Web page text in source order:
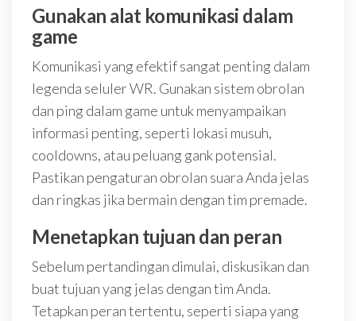
Gunakan alat komunikasi dalam
game
Komunikasi yang efektif sangat penting dalam
legenda seluler WR. Gunakan sistem obrolan
dan ping dalam game untuk menyampaikan
informasi penting, seperti lokasi musuh,
cooldowns, atau peluang gank potensial.
Pastikan pengaturan obrolan suara Anda jelas
dan ringkas jika bermain dengan tim premade.
Menetapkan tujuan dan peran
Sebelum pertandingan dimulai, diskusikan dan
buat tujuan yang jelas dengan tim Anda.
Tetapkan peran tertentu, seperti siapa yang